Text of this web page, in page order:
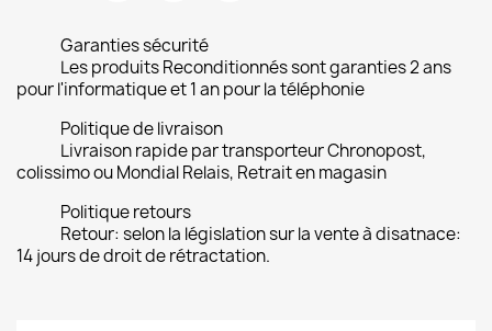
Garanties sécurité
Les produits Reconditionnés sont garanties 2 ans
pour l'informatique et 1 an pour la téléphonie
Politique de livraison
Livraison rapide par transporteur Chronopost,
colissimo ou Mondial Relais, Retrait en magasin
Politique retours
Retour: selon la législation sur la vente à disatnace:
14 jours de droit de rétractation.